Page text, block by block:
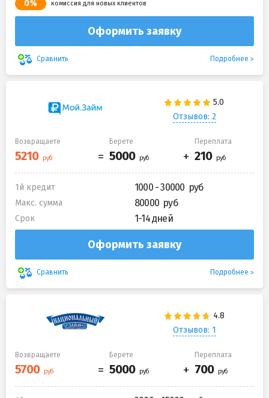
0% комиссия для новых клиентов
Оформить заявку
Сравнить Подробнее
Отзывов: 2
Возвращаете Берете Переплата
1й кредит 1000 - 30000
Макс. сумма 80000
Срок 1-14 дней
Оформить заявку
Сравнить Подробнее
Отзывов: 1
Возвращаете Берете Переплата